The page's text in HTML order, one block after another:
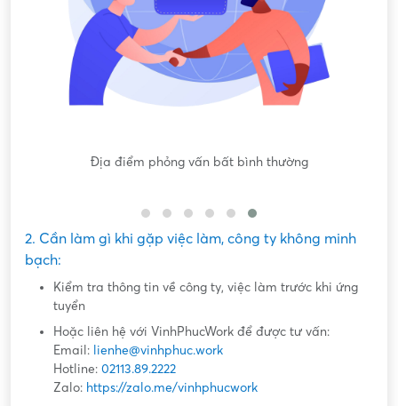
Nội dung mô tả công việc sơ sài, không đồng nhất với công
2. Cần làm gì khi gặp việc làm, công ty không minh
bạch:
Kiểm tra thông tin về công ty, việc làm trước khi ứng
tuyển
Hoặc liên hệ với VinhPhucWork để được tư vấn:
Email: lienhe@vinhphuc.work
Hotline: 02113.89.2222
Zalo: https://zalo.me/vinhphucwork